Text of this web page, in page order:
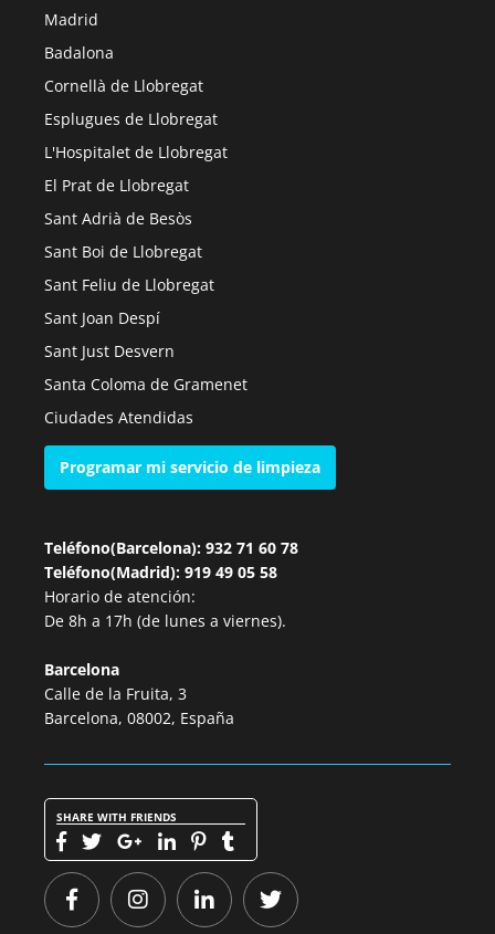
Madrid
Badalona
Cornellà de Llobregat
Esplugues de Llobregat
L'Hospitalet de Llobregat
El Prat de Llobregat
Sant Adrià de Besòs
Sant Boi de Llobregat
Sant Feliu de Llobregat
Sant Joan Despí
Sant Just Desvern
Santa Coloma de Gramenet
Ciudades Atendidas
Programar mi servicio de limpieza
Teléfono(Barcelona): 932 71 60 78
Teléfono(Madrid): 919 49 05 58
Horario de atención:
De 8h a 17h (de lunes a viernes).
Barcelona
Calle de la Fruita, 3
Barcelona, 08002, España
SHARE WITH FRIENDS